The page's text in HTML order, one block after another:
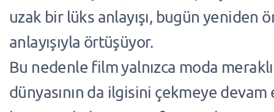
uzak bir lüks anlayışı, bugün yeniden
anlayışıyla örtüşüyor.
Bu nedenle film yalnızca moda
dünyasının da ilgisini çekmeye devam